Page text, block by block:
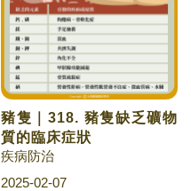
豬隻｜318. 豬隻缺乏礦物
質的臨床症狀
疾病防治
2025-02-07